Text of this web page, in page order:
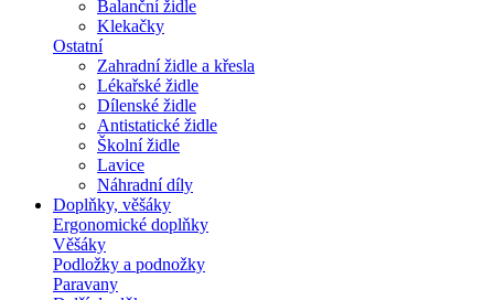
Balanční židle
Klekačky
Ostatní
Zahradní židle a křesla
Lékařské židle
Dílenské židle
Antistatické židle
Školní židle
Lavice
Náhradní díly
Doplňky, věšáky
Ergonomické doplňky
Věšáky
Podložky a podnožky
Paravany